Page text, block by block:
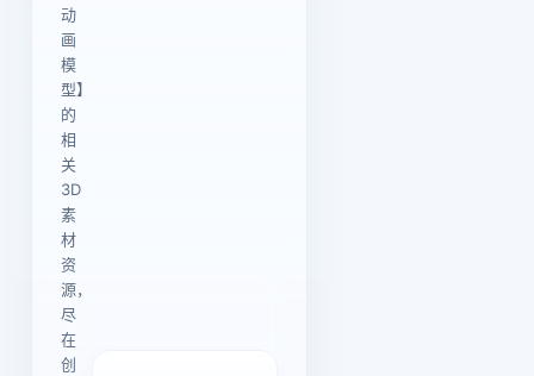
动
画
模
型】
的
相
关
3D
素
材
资
源，
尽
在
创